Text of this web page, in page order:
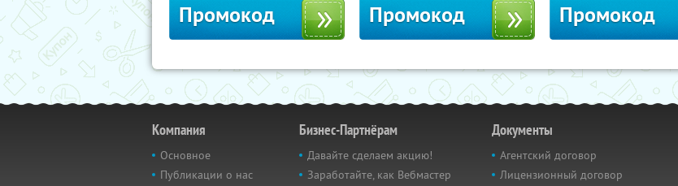
Промокод Промокод Промокод
Компания
Основное
Публикации о нас
Бизнес-Партнёрам
Давайте сделаем акцию!
Заработайте, как Вебмастер
Документы
Агентский договор
Лицензионный договор